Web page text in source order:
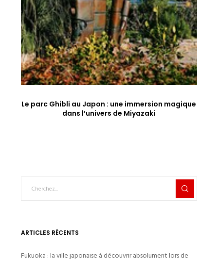
Le parc Ghibli au Japon : une immersion magique
dans l’univers de Miyazaki
ARTICLES RÉCENTS
Fukuoka : la ville japonaise à découvrir absolument lors de